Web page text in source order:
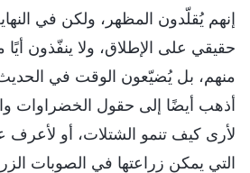
إنهم يُقلّدون المظهر، ولكن في
حقيقي على الإطلاق، ولا ينفّذون أيًا
منهم، بل يُضيّعون الوقت في
أذهب أيضًا إلى حقول الخضراوات
لأرى كيف تنمو الشتلات، أو
التي يمكن زراعتها في الصوبات